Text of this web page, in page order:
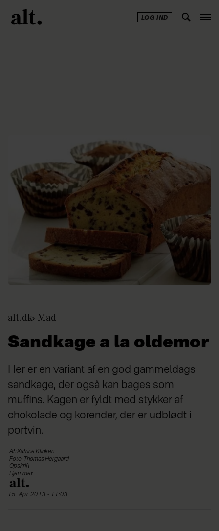
LOG IND
alt.dk Mad
Sandkage a la oldemor
Her er en variant af en god gammeldags
sandkage, der også kan bages som
muffins. Kagen er fyldt med stykker af
chokolade og korender, der er udblødt i
portvin.
Af: Katrine Klinken
Foto: Thomas Hergaard
Opskrift
Hjemmet
15. Apr 2013 - 11:03